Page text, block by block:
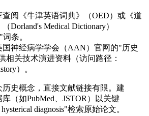
阅《牛津英语词典》（OED）或《道
Dorland's Medical Dictionary）
条。
国神经病学学会（AAN）官网的"历史
相关技术演进资料（访问路径：
）。
历史概念，直接文献链接有限。建
（如PubMed、JSTOR）以关键
diagnosis"检索原始论文。